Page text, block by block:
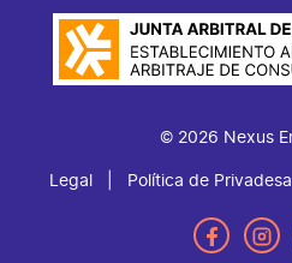
© 2026 Nexus
Legal
Política de Privadesa